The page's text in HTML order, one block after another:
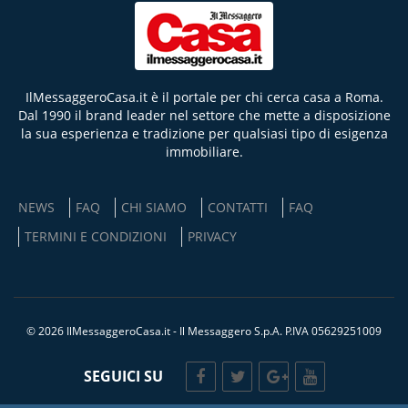
IlMessaggeroCasa.it è il portale per chi cerca casa a Roma.
Dal 1990 il brand leader nel settore che mette a disposizione
la sua esperienza e tradizione per qualsiasi tipo di esigenza
immobiliare.
NEWS FAQ CHI SIAMO CONTATTI
FAQ
TERMINI E CONDIZIONI
PRIVACY
© 2026 IlMessaggeroCasa.it - Il Messaggero S.p.A. P.IVA 05629251009
SEGUICI SU